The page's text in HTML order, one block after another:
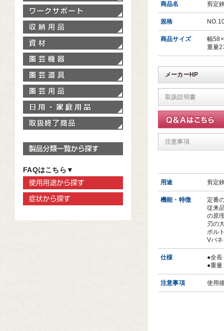
商品名 剪
規格
商品サイズ
幅
重量
メーカーHP
取扱説明書
注意事項
用途 剪定
機能・特徴
定番
従来
の原
刃の
ボル
Vバ
仕様
●全
●重
注意事項 使用
ワークサポート
製品分類一覧から探す
FAQはこちら▼
使用用途から探す